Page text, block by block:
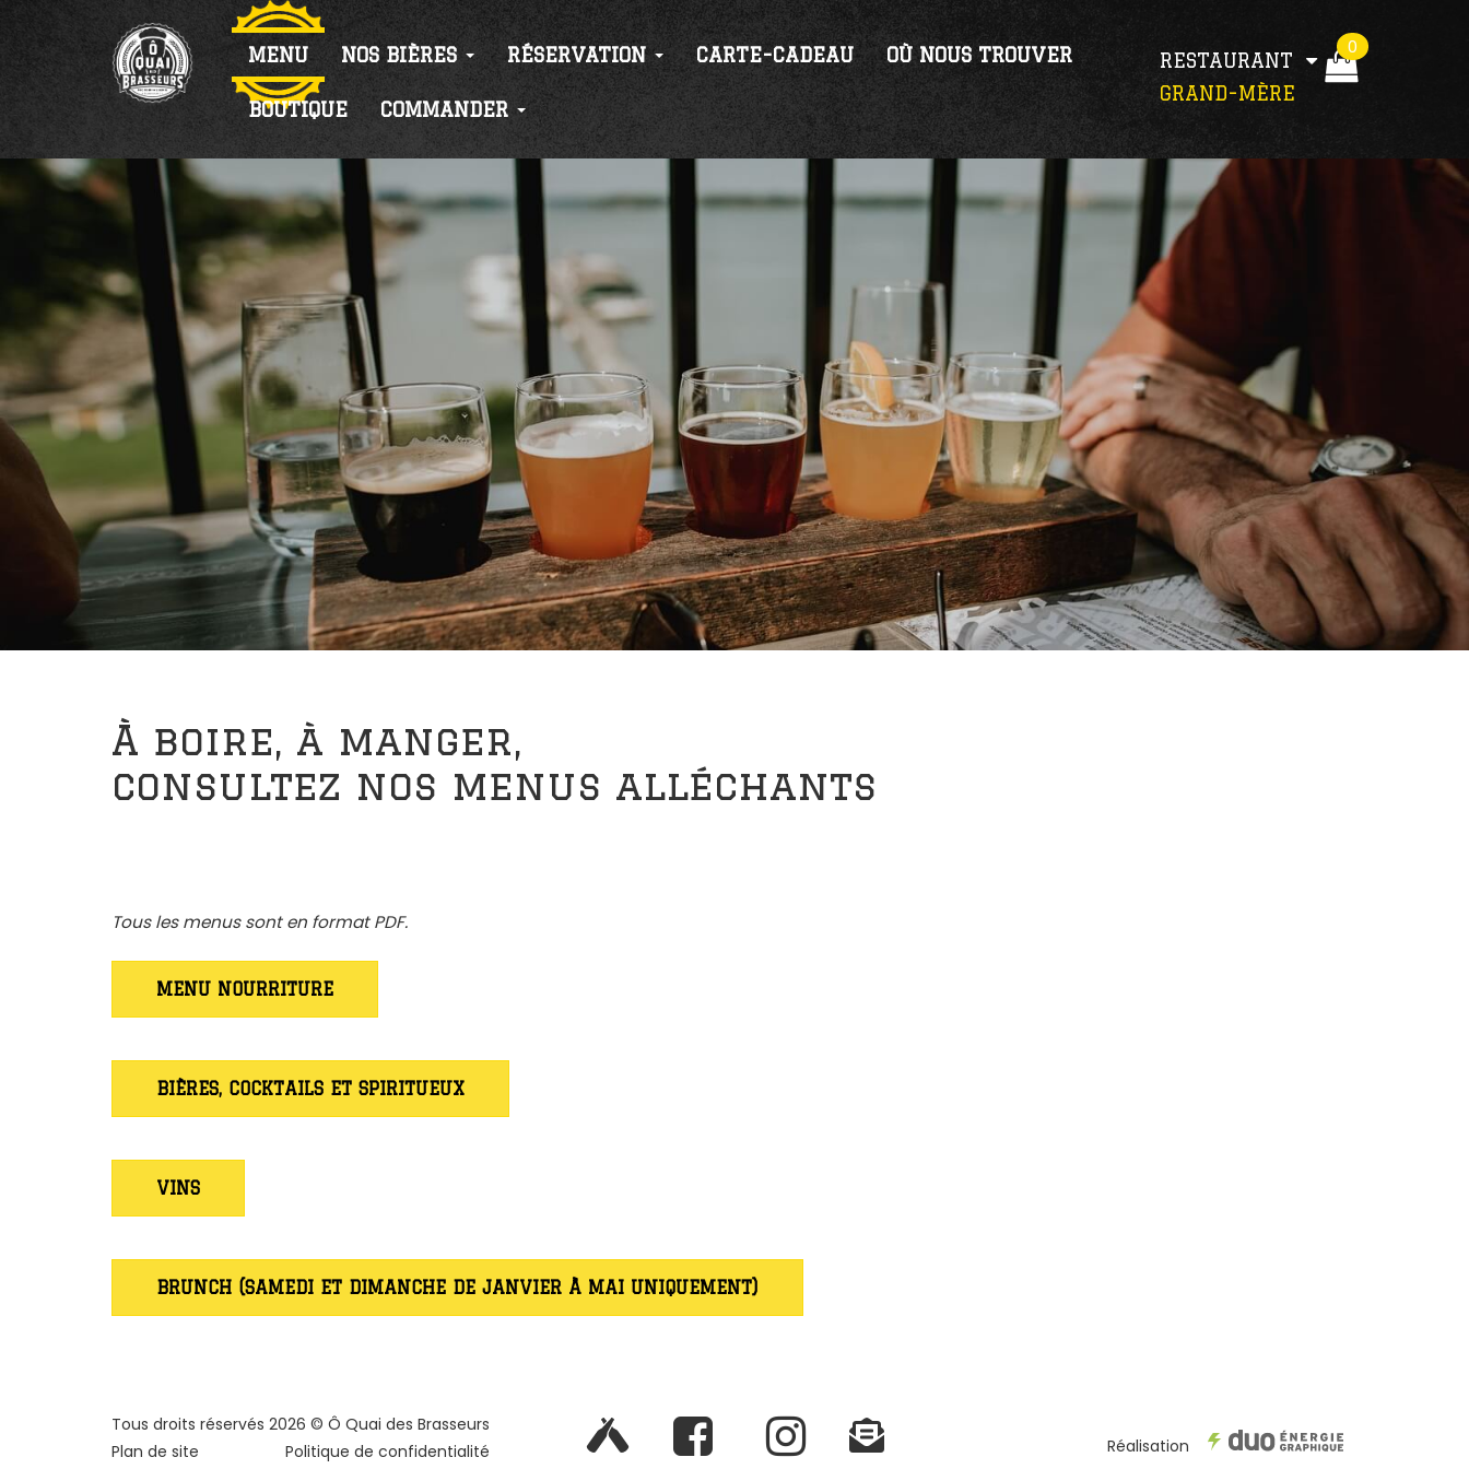
MENU NOS BIÈRES RÉSERVATION CARTE-CADEAU OÙ NOUS TROUVER
BOUTIQUE COMMANDER
RESTAURANT
GRAND-MÈRE
0
À boire, à manger,
consultez nos menus alléchants
Tous les menus sont en format PDF.
MENU NOURRITURE
BIÈRES, COCKTAILS ET SPIRITUEUX
VINS
BRUNCH (SAMEDI ET DIMANCHE DE JANVIER À MAI UNIQUEMENT)
Tous droits réservés 2026 © Ô Quai des Brasseurs
Plan de site
Politique de confidentialité Réalisation